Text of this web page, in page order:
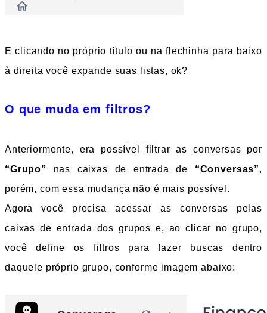
E clicando no próprio título ou na flechinha para baixo
à direita você expande suas listas, ok?
O que muda em filtros?
“Grupo” nas caixas de entrada de “Conversas”,
porém, com essa mudança não é mais possível.
Agora você precisa acessar as conversas pelas
caixas de entrada dos grupos e, ao clicar no grupo,
você define os filtros para fazer buscas dentro
daquele próprio grupo, conforme imagem abaixo: